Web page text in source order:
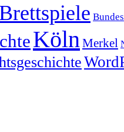
Brettspiele
Köln Merkel